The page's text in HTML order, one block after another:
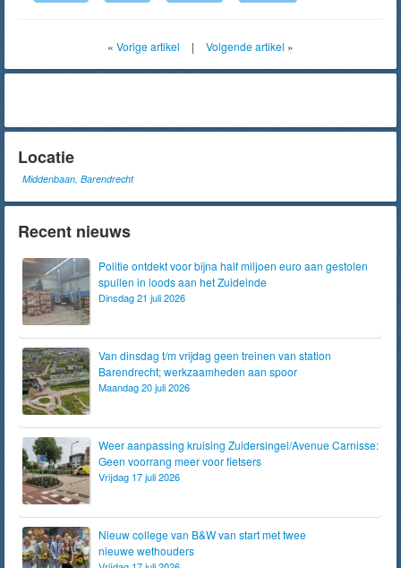
« Vorige artikel | Volgende artikel »
Locatie
Middenbaan, Barendrecht
Recent nieuws
Politie ontdekt voor bijna half miljoen euro aan gestolen
spullen in loods aan het Zuideinde
Dinsdag 21 juli 2026
Van dinsdag t/m vrijdag geen treinen van station
Barendrecht; werkzaamheden aan spoor
Maandag 20 juli 2026
Weer aanpassing kruising Zuidersingel/Avenue Carnisse:
Geen voorrang meer voor fietsers
Vrijdag 17 juli 2026
Nieuw college van B&W van start met twee
nieuwe wethouders